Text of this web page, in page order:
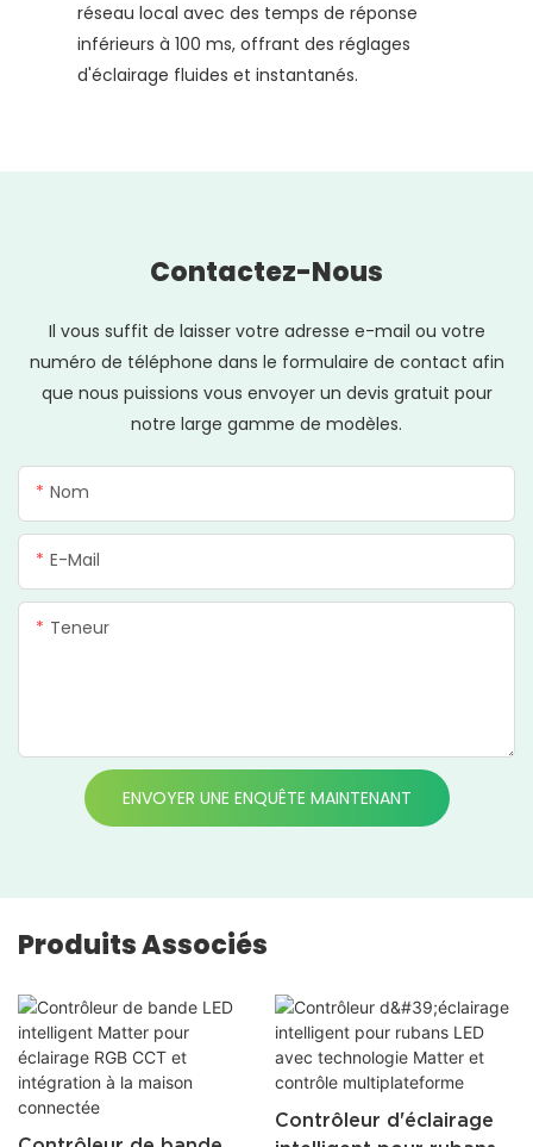
réseau local avec des temps de réponse
inférieurs à 100 ms, offrant des réglages
d'éclairage fluides et instantanés.
Contactez-Nous
Il vous suffit de laisser votre adresse e-mail ou votre
numéro de téléphone dans le formulaire de contact afin
que nous puissions vous envoyer un devis gratuit pour
notre large gamme de modèles.
Nom
E-Mail
Teneur
ENVOYER UNE ENQUÊTE MAINTENANT
Produits Associés
Contrôleur d'éclairage